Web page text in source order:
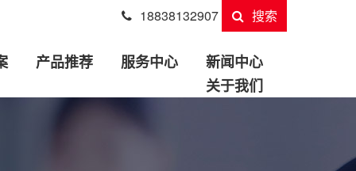
18838132907 搜索
产品推荐 服务中心
新闻中心
关于我们